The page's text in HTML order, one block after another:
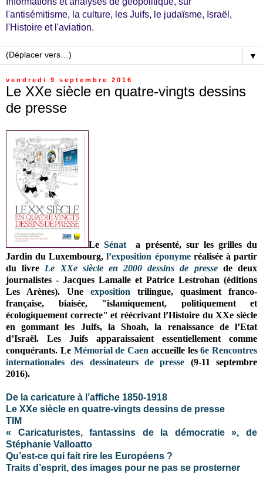
l'antisémitisme, la culture, les Juifs, le judaïsme, Israël,
l'Histoire et l'aviation.
▼
vendredi 9 septembre 2016
Le XXe siècle en quatre-vingts dessins
de presse
LeSénat a présenté, sur les grilles du
Jardin du Luxembourg,l’exposition éponymeréalisée à partir
du livre Le XXe siècle en 2000 dessins de pressede deux
journalistes - Jacques Lamalle et Patrice Lestrohan (éditions
Les Arènes). Une exposition trilingue, quasiment franco-
française, biaisée, "islamiquement, politiquement et
écologiquement correcte" et réécrivant l’Histoire du XXe siècle
en gommant les Juifs, la Shoah, la renaissance de l’Etat
d’Israël. Les Juifs apparaissaient essentiellement comme
conquérants. Le Mémorial de Caen accueille les6e Rencontres
internationales des dessinateurs de presse (9-11 septembre
2016).
De la caricature à l’affiche 1850-1918
Le XXe siècle en quatre-vingts dessins de presse
TIM
« Caricaturistes, fantassins de la démocratie », de
Stéphanie Valloatto
Qu’est-ce qui fait rire les Européens ?
Traits d’esprit, des images pour ne pas se prosterner